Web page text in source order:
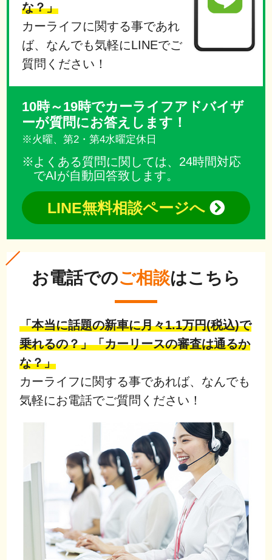
な？」
カーライフに関する事であれ
ば、なんでも気軽にLINEでご
質問ください！
10時～19時でカーライフアドバイザ
ーが質問にお答えします！
※火曜、第2・第4水曜定休日
よくある質問に関しては、24時間対応
でAIが自動回答致します。
LINE無料相談ページへ
お電話でのご相談はこちら
「本当に話題の新車に月々1.1万円(税込)で
乗れるの？」「カーリースの審査は通るか
な？」
カーライフに関する事であれば、なんでも
気軽にお電話でご質問ください！